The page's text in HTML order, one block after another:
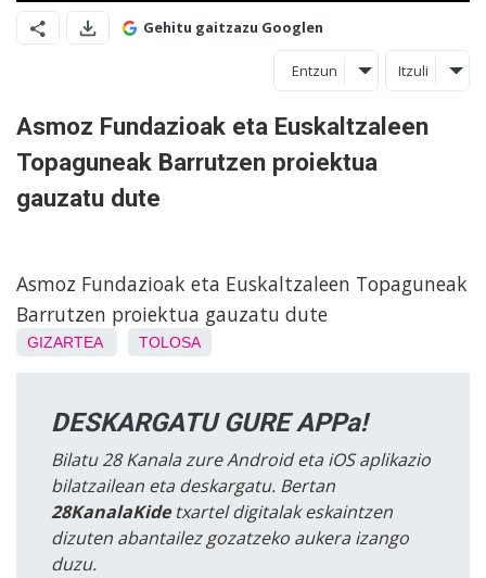
Gehitu gaitzazu Googlen
Entzun Itzuli
Asmoz Fundazioak eta Euskaltzaleen
Topaguneak Barrutzen proiektua
gauzatu dute
Asmoz Fundazioak eta Euskaltzaleen Topaguneak
Barrutzen proiektua gauzatu dute
GIZARTEA TOLOSA
DESKARGATU GURE APPa!
Bilatu 28 Kanala zure Android eta iOS aplikazio
bilatzailean eta deskargatu. Bertan
28KanalaKidetxartel digitalak eskaintzen
dizuten abantailez gozatzeko aukera izango
duzu.